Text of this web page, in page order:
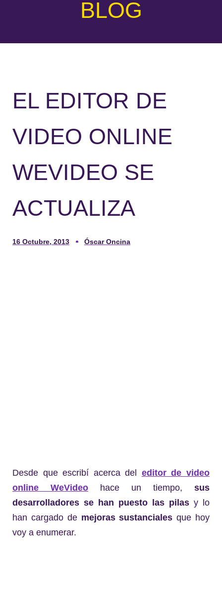
BLOG
EL EDITOR DE
VIDEO ONLINE
WEVIDEO SE
ACTUALIZA
16 Octubre, 2013 Óscar Oncina
Desde que escribí acerca del editor de video
online WeVideo hace un tiempo, sus
desarrolladores se han puesto las pilas y lo
han cargado de mejoras sustanciales que hoy
voy a enumerar.